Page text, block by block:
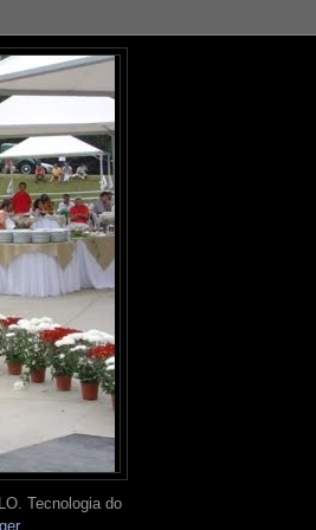
Tecnologia do
.